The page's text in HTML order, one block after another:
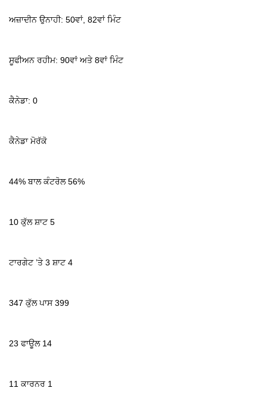
ਅਜ਼ਾਦੀਨ ਉਨਾਹੀ: 50ਵਾਂ, 82ਵਾਂ ਮਿੰਟ
ਸੂਫੀਅਨ ਰਹੀਮ: 90ਵਾਂ ਅਤੇ 8ਵਾਂ ਮਿੰਟ
ਕੈਨੇਡਾ: 0
ਕੈਨੇਡਾ ਮੋਰੱਕੋ
44% ਬਾਲ ਕੰਟਰੋਲ 56%
10 ਕੁੱਲ ਸ਼ਾਟ 5
ਟਾਰਗੇਟ ’ਤੇ 3 ਸ਼ਾਟ 4
347 ਕੁੱਲ ਪਾਸ 399
23 ਫਾਊਲ 14
11 ਕਾਰਨਰ 1